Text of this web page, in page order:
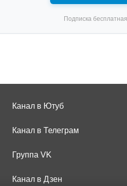
Подписка
Канал в Ютуб
Канал в Телеграм
Группа VK
Канал в Дзен